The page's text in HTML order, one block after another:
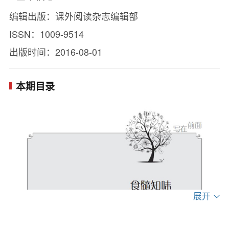
编辑出版：课外阅读杂志编辑部
ISSN：1009-9514
出版时间：2016-08-01
本期目录
展开